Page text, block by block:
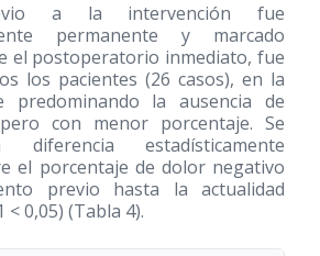
a la intervención fue
permanente y marcado
el postoperatorio inmediato, fue
los pacientes (26 casos), en la
predominando la ausencia de
con menor porcentaje. Se
estadísticamente
el porcentaje de dolor negativo
previo hasta la actualidad
< 0,05) (Tabla 4).